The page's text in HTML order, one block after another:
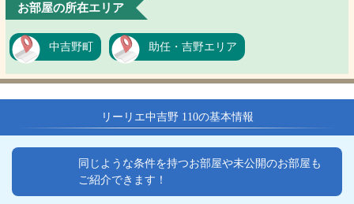
お部屋の所在エリア
中吉野町 助任・吉野エリア
リーリエ中吉野 110の基本情報
同じような条件を持つお部屋や未公開のお部屋も
ご紹介できます！